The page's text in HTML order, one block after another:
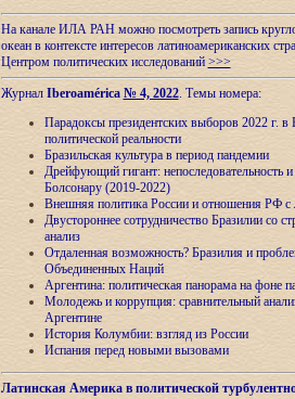
На канале ИЛА РАН можно посмотреть запись
океан в контексте интересов латиноамериканских
Центром политических исследований >>>
Журнал Iberoamérica № 4, 2022. Темы номера:
Парадоксы президентских выборов 2022 г.
политической реальности
Бразильская культура в период пандемии
Дрейфующий гигант: непоследовательность
Болсонару (2019-2022)
Внешняя политика России и отношения РФ с
Двустороннее сотрудничество Бразилии со
анализ
Отдаленная возможность? Бразилия и
Объединенных Наций
Аргентина: политическая панорама на фоне
Молодежь и коррупция: сравнительный
Аргентине
История Колумбии: взгляд из России
Испания перед новыми вызовами
Латинская Америка в политической